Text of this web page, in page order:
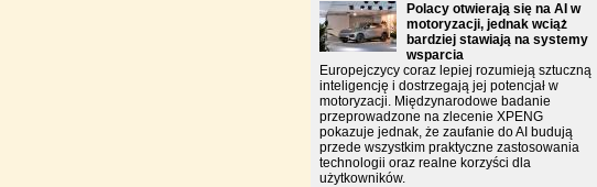
Polacy otwierają się na AI w
motoryzacji, jednak wciąż
bardziej stawiają na systemy
wsparcia
Europejczycy coraz lepiej rozumieją sztuczną
inteligencję i dostrzegają jej potencjał w
motoryzacji. Międzynarodowe badanie
przeprowadzone na zlecenie XPENG
pokazuje jednak, że zaufanie do AI budują
przede wszystkim praktyczne zastosowania
technologii oraz realne korzyści dla
użytkowników.